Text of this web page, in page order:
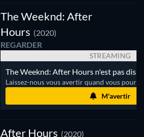
The Weeknd: After
Hours (2020)
REGARDER
STREAMING
The Weeknd: After Hours n'est pas
Laissez-nous vous avertir quand vous
M'avertir
After Hours (2020)